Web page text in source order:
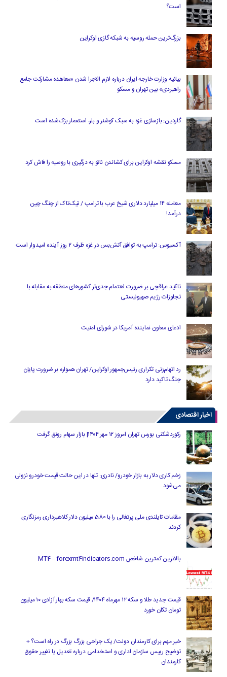
است؟
بزرگ‌ترین حمله روسیه به شبکه گازی اوکراین
بیانیه وزارت خارجه ایران درباره لازم‌ الاجرا شدن «معاهده مشارکت جامع
راهبردی» بین تهران و مسکو
گاردین: بازسازی غزه به سبک کوشنر و بلر، استعمار بزک‌شده است
مسکو نقشه اوکراین برای کشاندن ناتو به درگیری با روسیه را فاش کرد
معامله ۱۴ میلیارد دلاری شیخ عرب با ترامپ / تیک‌تاک از چنگ چین
درآمد!
آکسیوس: ترامپ به توافق آتش‌بس در غزه ظرف ۲ روز آینده امیدوار است
تاکید عراقچی بر ضرورت اهتمام جدی‌تر کشورهای منطقه به مقابله با
تجاوزات رژیم صهیونیستی
ادعای معاون نماینده آمریکا در شورای امنیت
رد اتهام‌زنی تکراری رئیس‌جمهور اوکراین/ تهران همواره بر ضرورت پایان
جنگ تاکید دارد
اخبار اقتصادی
رکوردشکنی بورس تهران امروز ۱۲ مهر ۱۴۰۴| بازار سهام رونق گرفت
زخم کاری دلار به بازار خودرو/ نادری: تنها در این حالت قیمت خودرو نزولی
می‌شود
مقامات تایلندی ملی پرتغالی را با 580 میلیون دلار کلاهبرداری رمزنگاری
کردند
بالاترین کمترین شاخص MT4 – forexmt4indicators.com
قیمت جدید طلا و سکه ۱۲ مهرماه ۱۴۰۴/ قیمت سکه بهار آزادی ۱۰ میلیون
تومان تکان خورد
خبر مهم برای کارمندان دولت/ یک جراحی بزرگ بزرگ در راه است؟ +
توضیح رییس سازمان اداری و استخدامی درباره تعدیل یا تغییر حقوق
کارمندان